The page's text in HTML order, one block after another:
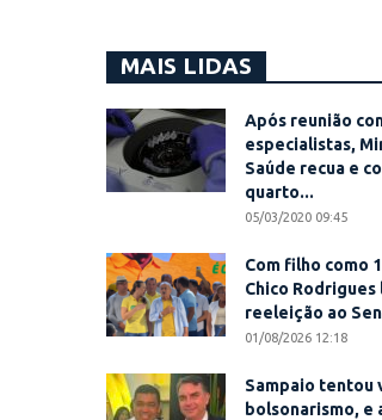
MAIS LIDAS
Após reunião
especialistas,
Saúde recua e
quarto...
05/03/2020 09:45
Com filho como
Chico Rodrigues
reeleição ao
01/08/2026 12:18
Sampaio tentou
bolsonarismo, e